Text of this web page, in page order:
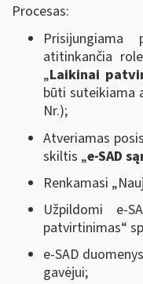
Procesas:
atitinkančia
„Laikinai
būti suteikiama
Nr.);
Atveriamas
skiltis „e-SAD
Renkamasi
Užpildomi e-
patvirtinimas“
e-SAD
gavėjui;